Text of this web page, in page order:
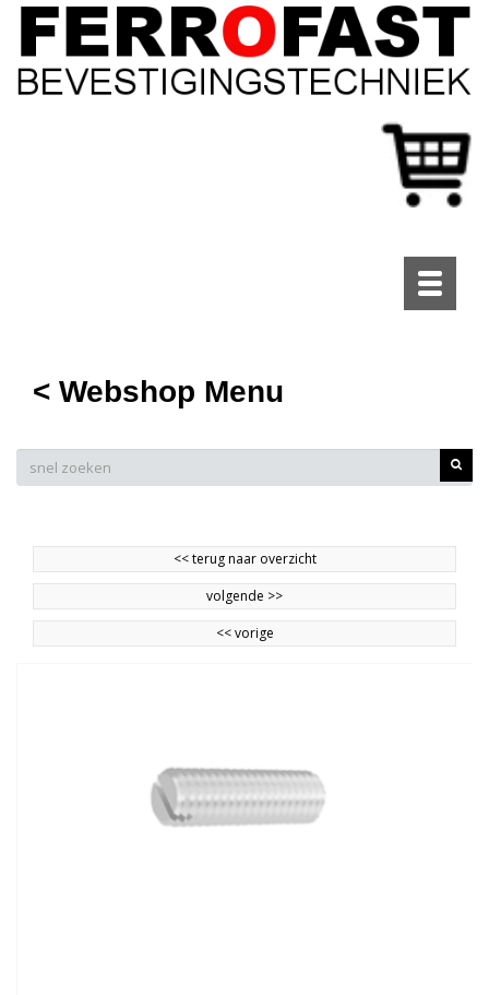
Toggle
< Webshop Menu
<<terug naar overzicht
volgende >>
<<vorige